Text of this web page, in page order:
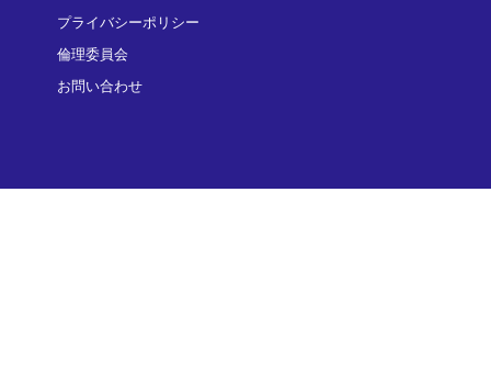
プライバシーポリシー
倫理委員会
お問い合わせ